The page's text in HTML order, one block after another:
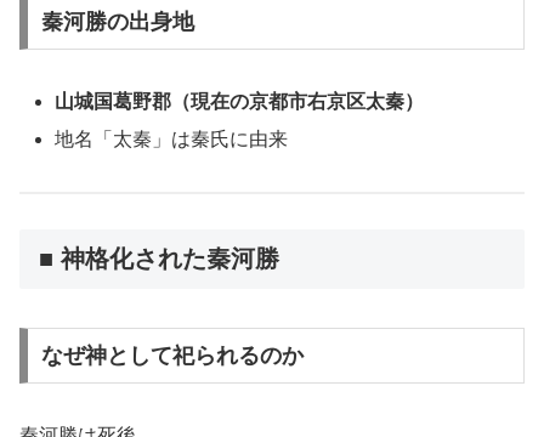
秦河勝の出身地
山城国葛野郡（現在の京都市右京区太秦）
地名「太秦」は秦氏に由来
■ 神格化された秦河勝
なぜ神として祀られるのか